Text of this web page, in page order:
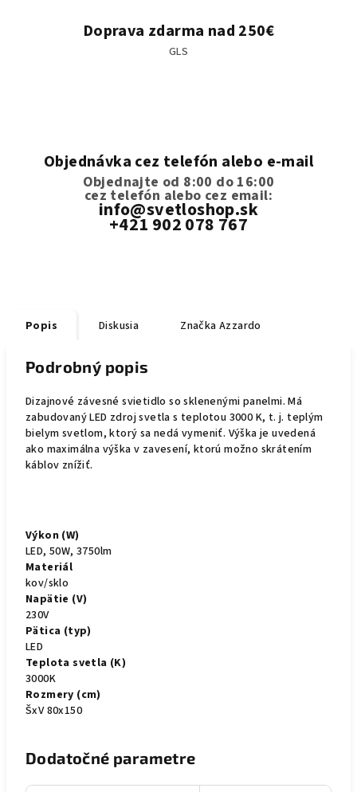
Doprava zdarma nad 250€
GLS
Objednávka cez telefón alebo e-mail
Objednajte od 8:00 do 16:00
cez telefón alebo cez email:
info@svetloshop.sk
+421 902 078 767
Popis Diskusia Značka Azzardo
Podrobný popis
Dizajnové závesné svietidlo so sklenenými panelmi. Má
zabudovaný LED zdroj svetla s teplotou 3000 K, t. j. teplým
bielym svetlom, ktorý sa nedá vymeniť. Výška je uvedená
ako maximálna výška v zavesení, ktorú možno skrátením
káblov znížiť.
Výkon (W)
LED, 50W, 3750lm
Materiál
kov/sklo
Napätie (V)
230V
Pätica (typ)
LED
Teplota svetla (K)
3000K
Rozmery (cm)
ŠxV 80x150
Dodatočné parametre